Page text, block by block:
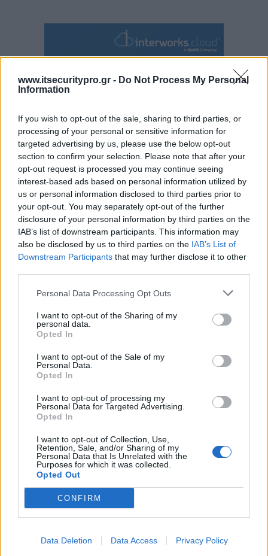
www.itsecuritypro.gr - Do Not Process My Personal
Information
If you wish to opt-out of the sale, sharing to third parties, or
processing of your personal or sensitive information for
targeted advertising by us, please use the below opt-out
section to confirm your selection. Please note that after your
opt-out request is processed you may continue seeing
interest-based ads based on personal information utilized by
us or personal information disclosed to third parties prior to
your opt-out. You may separately opt-out of the further
disclosure of your personal information by third parties on the
IAB’s list of downstream participants. This information may
also be disclosed by us to third parties on the IAB’s List of
Downstream Participants that may further disclose it to other
Personal Data Processing Opt Outs
I want to opt-out of the Sharing of my
personal data.
Opted In
I want to opt-out of the Sale of my
Personal Data.
Opted In
I want to opt-out of processing my
Personal Data for Targeted Advertising.
Opted In
I want to opt-out of Collection, Use,
Retention, Sale, and/or Sharing of my
Personal Data that Is Unrelated with the
Purposes for which it was collected.
Opted Out
CONFIRM
Data Deletion Data Access Privacy Policy